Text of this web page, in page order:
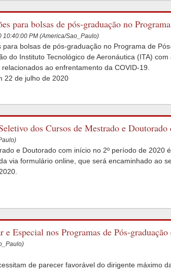
para bolsas de pós-graduação no
ITA-UNIFESP
PM (America/Sao_Paulo)
para bolsas de pós-graduação no Programa de
do Instituto Tecnológico de Aeronáutica (ITA)
ao enfrentamento da COVID-19.
22 de julho de 2020
dos Cursos de Mestrado e
e Doutorado com início no 2º período de 2020
via formulário online, que será encaminhado ao
Especial nos Programas de Pós-
de parecer favorável do dirigente máximo